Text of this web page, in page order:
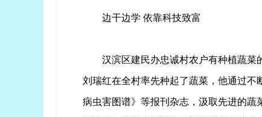
边干边学 依靠科技致富
汉滨区建民办忠诚村农户有种植蔬菜
刘瑞红在全村率先种起了蔬菜，他通过
病虫害图谱》等报刊杂志，汲取先进的蔬